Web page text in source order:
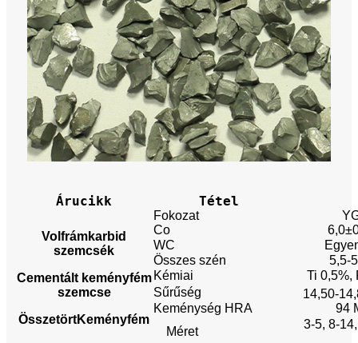
Árucikk Tétel
Volfrámkarbid
szemcsék
Cementált keményfém
szemcse
ÖsszetörtKeményfém
Fokozat
Co
WC
Összes szén
5,5-
Kémiai
Ti 0,5%,
Sűrűség
14,50-
Keménység HRA
94
Méret
3-5, 8-